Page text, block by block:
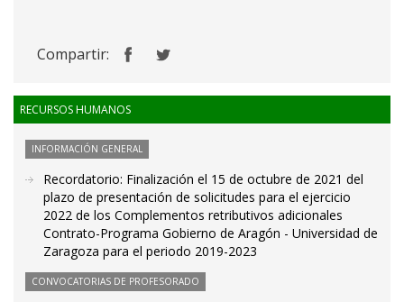
Compartir:
RECURSOS HUMANOS
INFORMACIÓN GENERAL
Recordatorio: Finalización el 15 de octubre de 2021 del
plazo de presentación de solicitudes para el ejercicio
2022 de los Complementos retributivos adicionales
Contrato-Programa Gobierno de Aragón - Universidad de
Zaragoza para el periodo 2019-2023
CONVOCATORIAS DE PROFESORADO